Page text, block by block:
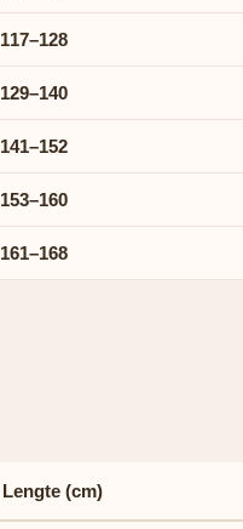
117–128
129–140
141–152
153–160
161–168
Lengte (cm)